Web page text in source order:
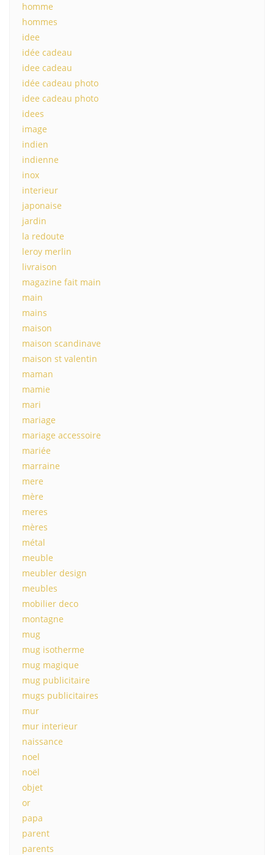
homme
hommes
idee
idée cadeau
idee cadeau
idée cadeau photo
idee cadeau photo
idees
image
indien
indienne
inox
interieur
japonaise
jardin
la redoute
leroy merlin
livraison
magazine fait main
main
mains
maison
maison scandinave
maison st valentin
maman
mamie
mari
mariage
mariage accessoire
mariée
marraine
mere
mère
meres
mères
métal
meuble
meubler design
meubles
mobilier deco
montagne
mug
mug isotherme
mug magique
mug publicitaire
mugs publicitaires
mur
mur interieur
naissance
noel
noël
objet
or
papa
parent
parents